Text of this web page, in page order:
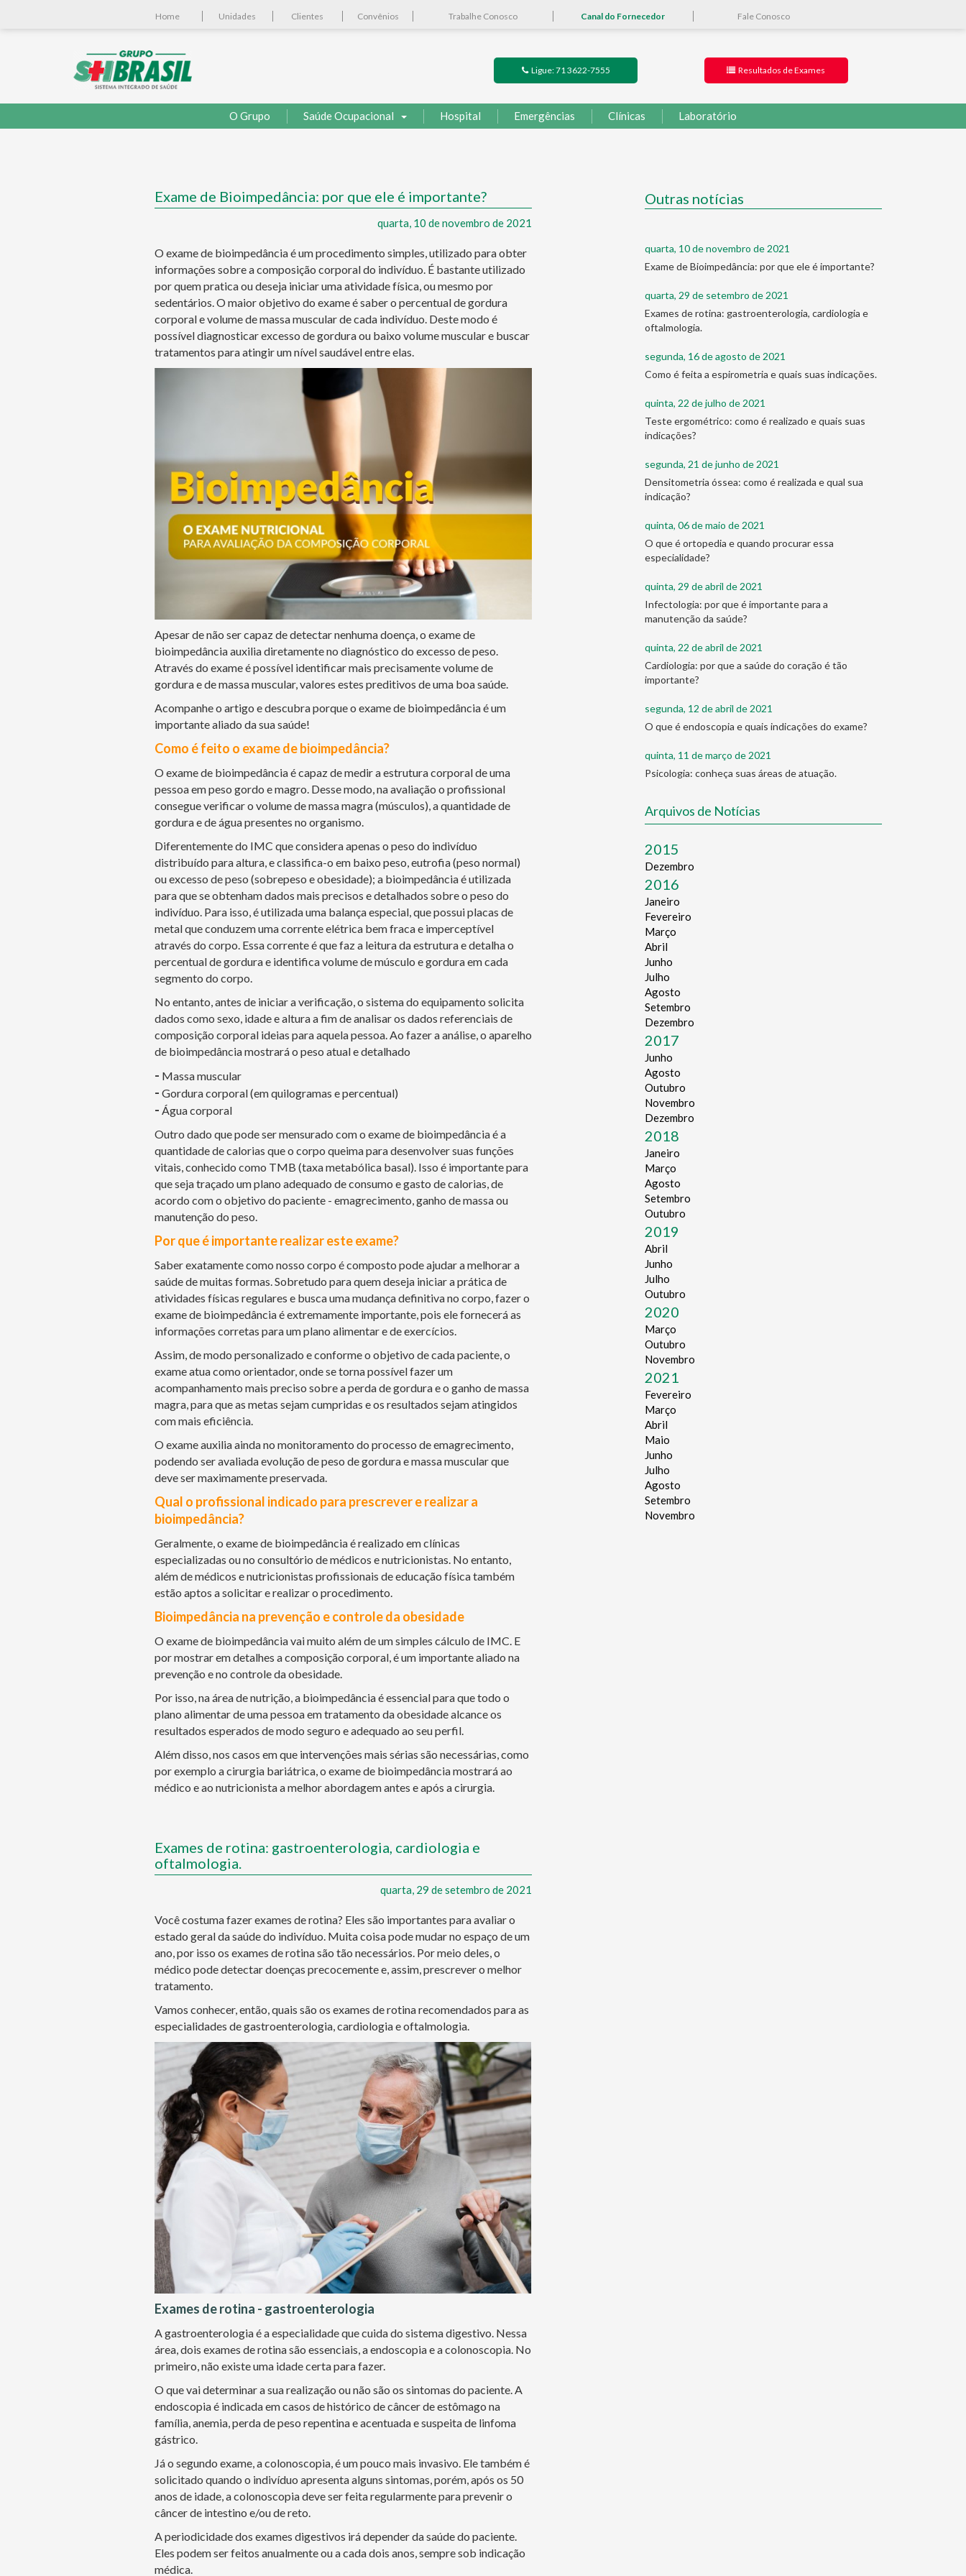
Home Unidades Clientes Convênios Trabalhe Conosco Canal do Fornecedor Fale Conosco
Ligue: 71 3622-7555 Resultados de Exames
O Grupo Saúde Ocupacional Hospital Emergências Clínicas Laboratório
Exame de Bioimpedância: por que ele é importante?
quarta, 10 de novembro de 2021
O exame de bioimpedância é um procedimento simples, utilizado para obter
informações sobre a composição corporal do indivíduo. É bastante utilizado
por quem pratica ou deseja iniciar uma atividade física, ou mesmo por
sedentários. O maior objetivo do exame é saber o percentual de gordura
corporal e volume de massa muscular de cada indivíduo. Deste modo é
possível diagnosticar excesso de gordura ou baixo volume muscular e buscar
tratamentos para atingir um nível saudável entre elas.
Apesar de não ser capaz de detectar nenhuma doença, o exame de
bioimpedância auxilia diretamente no diagnóstico do excesso de peso.
Através do exame é possível identificar mais precisamente volume de
gordura e de massa muscular, valores estes preditivos de uma boa saúde.
Acompanhe o artigo e descubra porque o exame de bioimpedância é um
importante aliado da sua saúde!
Como é feito o exame de bioimpedância?
O exame de bioimpedância é capaz de medir a estrutura corporal de uma
pessoa em peso gordo e magro. Desse modo, na avaliação o profissional
consegue verificar o volume de massa magra (músculos), a quantidade de
gordura e de água presentes no organismo.
Diferentemente do IMC que considera apenas o peso do indivíduo
distribuído para altura, e classifica-o em baixo peso, eutrofia (peso normal)
ou excesso de peso (sobrepeso e obesidade); a bioimpedância é utilizada
para que se obtenham dados mais precisos e detalhados sobre o peso do
indivíduo. Para isso, é utilizada uma balança especial, que possui placas de
metal que conduzem uma corrente elétrica bem fraca e imperceptível
através do corpo. Essa corrente é que faz a leitura da estrutura e detalha o
percentual de gordura e identifica volume de músculo e gordura em cada
segmento do corpo.
No entanto, antes de iniciar a verificação, o sistema do equipamento solicita
dados como sexo, idade e altura a fim de analisar os dados referenciais de
composição corporal ideias para aquela pessoa. Ao fazer a análise, o aparelho
de bioimpedância mostrará o peso atual e detalhado
- Massa muscular
- Gordura corporal (em quilogramas e percentual)
- Água corporal
Outro dado que pode ser mensurado com o exame de bioimpedância é a
quantidade de calorias que o corpo queima para desenvolver suas funções
vitais, conhecido como TMB (taxa metabólica basal). Isso é importante para
que seja traçado um plano adequado de consumo e gasto de calorias, de
acordo com o objetivo do paciente - emagrecimento, ganho de massa ou
manutenção do peso.
Por que é importante realizar este exame?
Saber exatamente como nosso corpo é composto pode ajudar a melhorar a
saúde de muitas formas. Sobretudo para quem deseja iniciar a prática de
atividades físicas regulares e busca uma mudança definitiva no corpo, fazer o
exame de bioimpedância é extremamente importante, pois ele fornecerá as
informações corretas para um plano alimentar e de exercícios.
Assim, de modo personalizado e conforme o objetivo de cada paciente, o
exame atua como orientador, onde se torna possível fazer um
acompanhamento mais preciso sobre a perda de gordura e o ganho de massa
magra, para que as metas sejam cumpridas e os resultados sejam atingidos
com mais eficiência.
O exame auxilia ainda no monitoramento do processo de emagrecimento,
podendo ser avaliada evolução de peso de gordura e massa muscular que
deve ser maximamente preservada.
Qual o profissional indicado para prescrever e realizar a
bioimpedância?
Geralmente, o exame de bioimpedância é realizado em clínicas
especializadas ou no consultório de médicos e nutricionistas. No entanto,
além de médicos e nutricionistas profissionais de educação física também
estão aptos a solicitar e realizar o procedimento.
Bioimpedância na prevenção e controle da obesidade
O exame de bioimpedância vai muito além de um simples cálculo de IMC. E
por mostrar em detalhes a composição corporal, é um importante aliado na
prevenção e no controle da obesidade.
Por isso, na área de nutrição, a bioimpedância é essencial para que todo o
plano alimentar de uma pessoa em tratamento da obesidade alcance os
resultados esperados de modo seguro e adequado ao seu perfil.
Além disso, nos casos em que intervenções mais sérias são necessárias, como
por exemplo a cirurgia bariátrica, o exame de bioimpedância mostrará ao
médico e ao nutricionista a melhor abordagem antes e após a cirurgia.
Exames de rotina: gastroenterologia, cardiologia e
oftalmologia.
quarta, 29 de setembro de 2021
Você costuma fazer exames de rotina? Eles são importantes para avaliar o
estado geral da saúde do indivíduo. Muita coisa pode mudar no espaço de um
ano, por isso os exames de rotina são tão necessários. Por meio deles, o
médico pode detectar doenças precocemente e, assim, prescrever o melhor
tratamento.
Vamos conhecer, então, quais são os exames de rotina recomendados para as
especialidades de gastroenterologia, cardiologia e oftalmologia.
Exames de rotina - gastroenterologia
A gastroenterologia é a especialidade que cuida do sistema digestivo. Nessa
área, dois exames de rotina são essenciais, a endoscopia e a colonoscopia. No
primeiro, não existe uma idade certa para fazer.
O que vai determinar a sua realização ou não são os sintomas do paciente. A
endoscopia é indicada em casos de histórico de câncer de estômago na
família, anemia, perda de peso repentina e acentuada e suspeita de linfoma
gástrico.
Já o segundo exame, a colonoscopia, é um pouco mais invasivo. Ele também é
solicitado quando o indivíduo apresenta alguns sintomas, porém, após os 50
anos de idade, a colonoscopia deve ser feita regularmente para prevenir o
câncer de intestino e/ou de reto.
A periodicidade dos exames digestivos irá depender da saúde do paciente.
Eles podem ser feitos anualmente ou a cada dois anos, sempre sob indicação
médica.
Outras notícias
quarta, 10 de novembro de 2021
Exame de Bioimpedância: por que ele é importante?
quarta, 29 de setembro de 2021
Exames de rotina: gastroenterologia, cardiologia e
oftalmologia.
segunda, 16 de agosto de 2021
Como é feita a espirometria e quais suas indicações.
quinta, 22 de julho de 2021
Teste ergométrico: como é realizado e quais suas
indicações?
segunda, 21 de junho de 2021
Densitometria óssea: como é realizada e qual sua
indicação?
quinta, 06 de maio de 2021
O que é ortopedia e quando procurar essa
especialidade?
quinta, 29 de abril de 2021
Infectologia: por que é importante para a
manutenção da saúde?
quinta, 22 de abril de 2021
Cardiologia: por que a saúde do coração é tão
importante?
segunda, 12 de abril de 2021
O que é endoscopia e quais indicações do exame?
quinta, 11 de março de 2021
Psicologia: conheça suas áreas de atuação.
Arquivos de Notícias
2015
Dezembro
2016
Janeiro
Fevereiro
Março
Abril
Junho
Julho
Agosto
Setembro
Dezembro
2017
Junho
Agosto
Outubro
Novembro
Dezembro
2018
Janeiro
Março
Agosto
Setembro
Outubro
2019
Abril
Junho
Julho
Outubro
2020
Março
Outubro
Novembro
2021
Fevereiro
Março
Abril
Maio
Junho
Julho
Agosto
Setembro
Novembro